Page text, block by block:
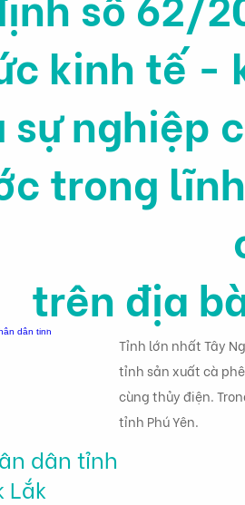
kinh tế -
sự nghiệp
trong
trên địa
dân tỉnh
Lắk
Tỉnh lớn nhất Tây
tỉnh sản xuất cà
cùng thủy điện.
tỉnh Phú Yên.